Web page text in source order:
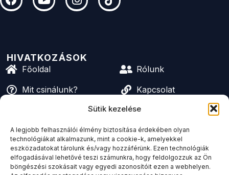
Sütik kezelése
A legjobb felhasználói élmény biztosítása érdekében olyan
technológiákat alkalmazunk, mint a cookie-k, amelyekkel
eszközadatokat tárolunk és/vagy hozzáférünk. Ezen technológiák
elfogadásával lehetővé teszi számunkra, hogy feldolgozzuk az Ön
böngészési szokásait vagy egyedi azonosítóit ezen a webhelyen.
HIVATKOZÁSOK
Főoldal
Mit csinálunk?
Rólunk
Kapcsolat
Rólunk
Kapcsolat